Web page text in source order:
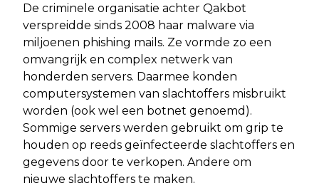
De criminele organisatie achter Qakbot
verspreidde sinds 2008 haar malware via
miljoenen phishing mails. Ze vormde zo een
omvangrijk en complex netwerk van
honderden servers. Daarmee konden
computersystemen van slachtoffers misbruikt
worden (ook wel een botnet genoemd).
Sommige servers werden gebruikt om grip te
houden op reeds geïnfecteerde slachtoffers en
gegevens door te verkopen. Andere om
nieuwe slachtoffers te maken.